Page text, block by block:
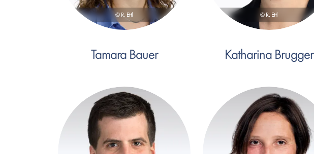
© R. Ettl
Tamara Bauer
© R. Ettl
Katharina Brugger